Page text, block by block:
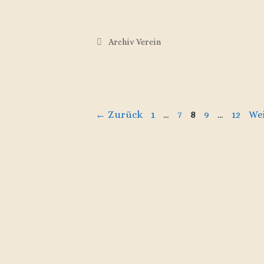
Kategorien
Archiv Verein
← Zurück Seite
1 … Seite
7 Seite
8 Seite
9 … Seite
12